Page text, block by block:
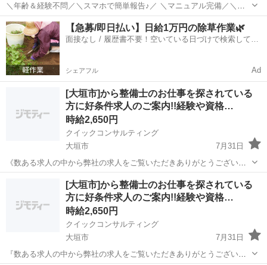
＼年齢＆経験不問／＼スマホで簡単報告♪／ ＼マニュアル完備／＼ス
キマ時間のお小遣い稼ぎにぴったり／ ※業務委託なので履歴書不要で
す。 指定店舗の接客を受ける覆面調査のお仕事のお仕事です♪ 指定店
舗へ訪問する覆面調査・報告...
岐阜 大垣市 その他
【急募/即日払い】日給1万円の除草作業🌿
面接なし / 履歴書不要！空いている日づけで検索して即
シェアフル Ad
[大垣市]から整備士のお仕事を探されている
方に好条件求人のご案内!!経験や資格…
時給2,650円
クイックコンサルティング
大垣市
7月31日
《数ある求人の中から弊社の求人をご覧いただきありがとうございま
す!!》 全国に様々な求人を5万件以上取り扱っておりご希望条件やご状
況に応じてマッチしそうな求人をご案内いたします!! 応募前に相談だ
けしてみたい方やどんな求...
工場 スタッフ
[大垣市]から整備士のお仕事を探されている
方に好条件求人のご案内!!経験や資格…
時給2,650円
クイックコンサルティング
大垣市
7月31日
『数ある求人の中から弊社の求人をご覧いただきありがとうございま